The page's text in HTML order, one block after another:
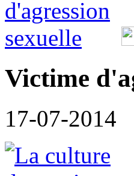
Victime
17-07-2014